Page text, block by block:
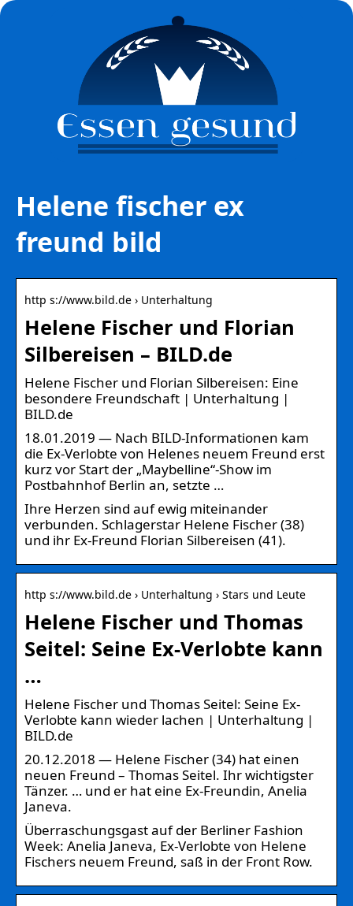
Helene fischer ex
freund bild
http s://www.bild.de › Unterhaltung
Helene Fischer und Florian
Silbereisen – BILD.de
Helene Fischer und Florian Silbereisen: Eine
besondere Freundschaft | Unterhaltung |
BILD.de
18.01.2019 — Nach BILD-Informationen kam
die Ex-Verlobte von Helenes neuem Freund erst
kurz vor Start der „Maybelline“-Show im
Postbahnhof Berlin an, setzte …
Ihre Herzen sind auf ewig miteinander
verbunden. Schlagerstar Helene Fischer (38)
und ihr Ex-Freund Florian Silbereisen (41).
http s://www.bild.de › Unterhaltung › Stars und Leute
Helene Fischer und Thomas
Seitel: Seine Ex-Verlobte kann
…
Helene Fischer und Thomas Seitel: Seine Ex-
Verlobte kann wieder lachen | Unterhaltung |
BILD.de
20.12.2018 — Helene Fischer (34) hat einen
neuen Freund – Thomas Seitel. Ihr wichtigster
Tänzer. … und er hat eine Ex-Freundin, Anelia
Janeva.
Überraschungsgast auf der Berliner Fashion
Week: Anelia Janeva, Ex-Verlobte von Helene
Fischers neuem Freund, saß in der Front Row.